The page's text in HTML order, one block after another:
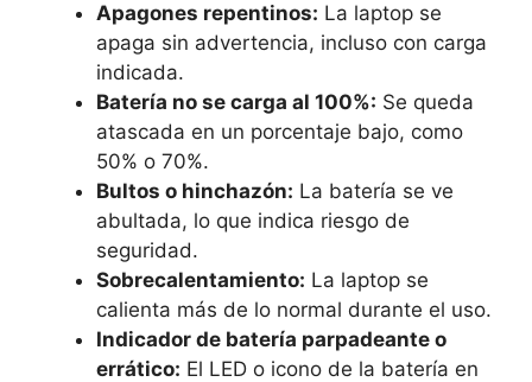
Apagones repentinos: La laptop se
apaga sin advertencia, incluso con carga
indicada.
Batería no se carga al 100%: Se queda
atascada en un porcentaje bajo, como
50% o 70%.
Bultos o hinchazón: La batería se ve
abultada, lo que indica riesgo de
seguridad.
Sobrecalentamiento: La laptop se
calienta más de lo normal durante el uso.
Indicador de batería parpadeante o
errático: El LED o icono de la batería en